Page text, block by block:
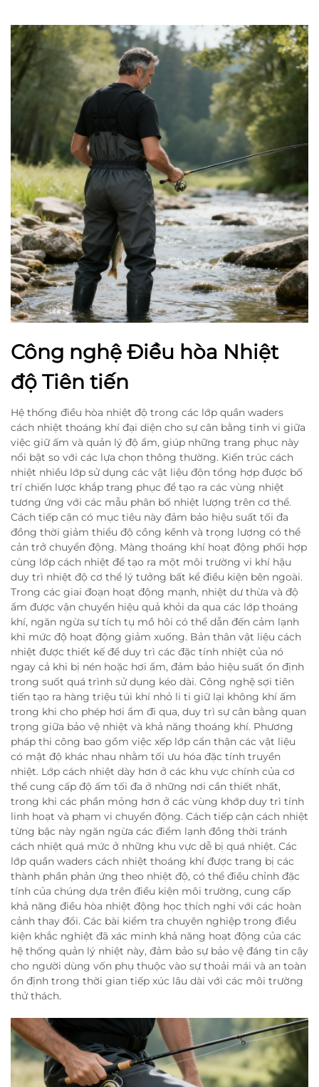
Công nghệ Điều hòa Nhiệt
độ Tiên tiến
Hệ thống điều hòa nhiệt độ trong các lớp quần waders
cách nhiệt thoáng khí đại diện cho sự cân bằng tinh vi giữa
việc giữ ấm và quản lý độ ẩm, giúp những trang phục này
nổi bật so với các lựa chọn thông thường. Kiến trúc cách
nhiệt nhiều lớp sử dụng các vật liệu độn tổng hợp được bố
trí chiến lược khắp trang phục để tạo ra các vùng nhiệt
tương ứng với các mẫu phân bố nhiệt lượng trên cơ thể.
Cách tiếp cận có mục tiêu này đảm bảo hiệu suất tối đa
đồng thời giảm thiểu độ cồng kềnh và trọng lượng có thể
cản trở chuyển động. Màng thoáng khí hoạt động phối hợp
cùng lớp cách nhiệt để tạo ra một môi trường vi khí hậu
duy trì nhiệt độ cơ thể lý tưởng bất kể điều kiện bên ngoài.
Trong các giai đoạn hoạt động mạnh, nhiệt dư thừa và độ
ẩm được vận chuyển hiệu quả khỏi da qua các lớp thoáng
khí, ngăn ngừa sự tích tụ mồ hôi có thể dẫn đến cảm lạnh
khi mức độ hoạt động giảm xuống. Bản thân vật liệu cách
nhiệt được thiết kế để duy trì các đặc tính nhiệt của nó
ngay cả khi bị nén hoặc hơi ẩm, đảm bảo hiệu suất ổn định
trong suốt quá trình sử dụng kéo dài. Công nghệ sợi tiên
tiến tạo ra hàng triệu túi khí nhỏ li ti giữ lại không khí ấm
trong khi cho phép hơi ẩm đi qua, duy trì sự cân bằng quan
trọng giữa bảo vệ nhiệt và khả năng thoáng khí. Phương
pháp thi công bao gồm việc xếp lớp cẩn thận các vật liệu
có mật độ khác nhau nhằm tối ưu hóa đặc tính truyền
nhiệt. Lớp cách nhiệt dày hơn ở các khu vực chính của cơ
thể cung cấp độ ấm tối đa ở những nơi cần thiết nhất,
trong khi các phần mỏng hơn ở các vùng khớp duy trì tính
linh hoạt và phạm vi chuyển động. Cách tiếp cận cách nhiệt
từng bậc này ngăn ngừa các điểm lạnh đồng thời tránh
cách nhiệt quá mức ở những khu vực dễ bị quá nhiệt. Các
lớp quần waders cách nhiệt thoáng khí được trang bị các
thành phần phản ứng theo nhiệt độ, có thể điều chỉnh đặc
tính của chúng dựa trên điều kiện môi trường, cung cấp
khả năng điều hòa nhiệt động học thích nghi với các hoàn
cảnh thay đổi. Các bài kiểm tra chuyên nghiệp trong điều
kiện khắc nghiệt đã xác minh khả năng hoạt động của các
hệ thống quản lý nhiệt này, đảm bảo sự bảo vệ đáng tin cậy
cho người dùng vốn phụ thuộc vào sự thoải mái và an toàn
ổn định trong thời gian tiếp xúc lâu dài với các môi trường
thử thách.